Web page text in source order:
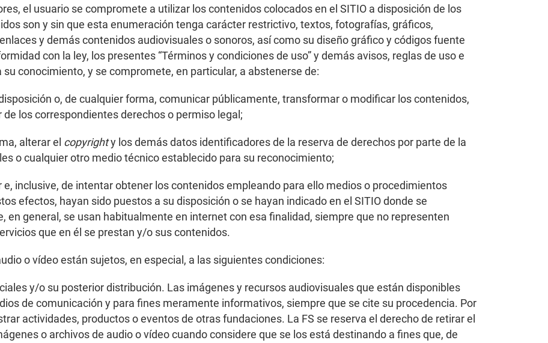
el usuario se compromete a utilizar los contenidos colocados en el SITIO a disposición de los
son y sin que esta enumeración tenga carácter restrictivo, textos, fotografías, gráficos,
y demás contenidos audiovisuales o sonoros, así como su diseño gráfico y códigos fuente
con la ley, los presentes “Términos y condiciones de uso” y demás avisos, reglas de uso e
conocimiento, y se compromete, en particular, a abstenerse de:
o, de cualquier forma, comunicar públicamente, transformar o modificar los contenidos,
los correspondientes derechos o permiso legal;
alterar el copyrighty los demás datos identificadores de la reserva de derechos por parte de la
o cualquier otro medio técnico establecido para su reconocimiento;
inclusive, de intentar obtener los contenidos empleando para ello medios o procedimientos
efectos, hayan sido puestos a su disposición o se hayan indicado en el SITIO donde se
en general, se usan habitualmente en internet con esa finalidad, siempre que no representen
que en él se prestan y/o sus contenidos.
o vídeo están sujetos, en especial, a las siguientes condiciones:
y/o su posterior distribución. Las imágenes y recursos audiovisuales que están disponibles
de comunicación y para fines meramente informativos, siempre que se cite su procedencia. Por
actividades, productos o eventos de otras fundaciones. La FS se reserva el derecho de retirar el
o archivos de audio o vídeo cuando considere que se los está destinando a fines que, de